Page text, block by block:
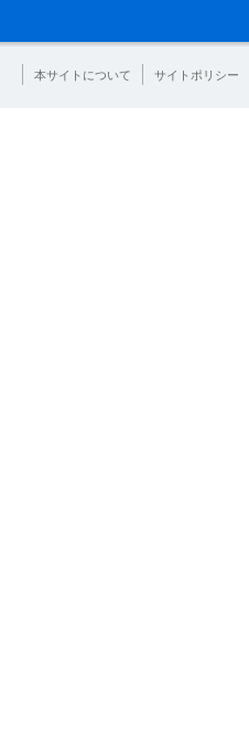
本サイトについて サイトポリシー